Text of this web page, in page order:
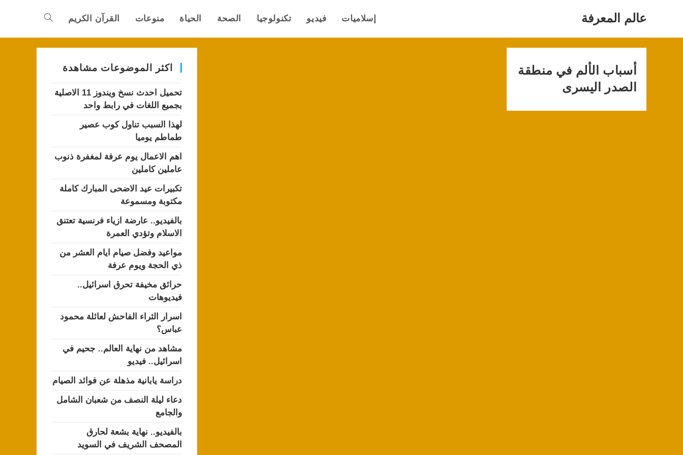
عالم المعرفة إسلاميات فيديو تكنولوجيا الصحة الحياة منوعات القرآن الكريم Toggle
أسباب الألم في منطقة
الصدر اليسرى
اكثر الموضوعات مشاهدة
تحميل احدث نسخ ويندوز 11 الاصلية
بجميع اللغات في رابط واحد
لهذا السبب تناول كوب عصير
طماطم يوميا
اهم الاعمال يوم عرفة لمغفرة ذنوب
عاملين كاملين
تكبيرات عيد الاضحى المبارك كاملة
مكتوبة ومسموعة
بالفيديو.. عارضة ازياء فرنسية تعتنق
الاسلام وتؤدي العمرة
مواعيد وفضل صيام ايام العشر من
ذي الحجة ويوم عرفة
حرائق مخيفة تحرق اسرائيل..
فيديوهات
اسرار الثراء الفاحش لعائلة محمود
عباس؟
مشاهد من نهاية العالم.. جحيم في
اسرائيل.. فيديو
دراسة يابانية مذهلة عن فوائد الصيام
دعاء ليلة النصف من شعبان الشامل
والجامع
بالفيديو.. نهاية بشعة لحارق
المصحف الشريف في السويد